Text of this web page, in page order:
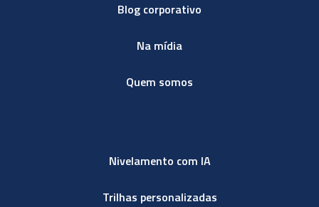
Blog corporativo
Na mídia
Quem somos
Nivelamento com IA
Trilhas personalizadas